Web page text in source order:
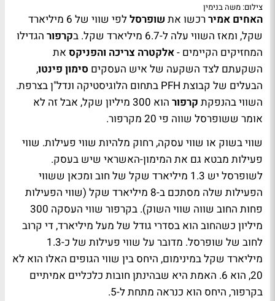
צילום: משה בנימין
האחים אמיר רכשו את שופרסל
לפי שווי של 6 מיליארד
שקל, ומאז השווי עלה ל-6.7 מיליארד שקל. ב
קרפור הגדילו
המחזיקים הקיימים -אלקטרה צריכה והפניקס את
השקעתם לצד השקעה של איש העסקים סימון פינטו,
הבעלים של קבוצת PFH בתחום הלוגיסטיקה ונדל"ן בצרפת.
השווי בהנפקת קרפור
הוא 300 מיליון שקל, אבל זה לא
אומר ששופרסל שווה פי 20 מקרפור.
שווי בשוק או שווי עסקה, רחוק מלהיות שווי פעילות. שווי
פעילות מבטא גם את המימון-האשראי שיש בעסק.
לשופרסל יש 1.3 מיליארד שקל של חוב ומכאן ששווי
הפעילות שלה מסתכם ב-8 מיליארד שקל (שווי הפעילות
פחות החוב שווה שווי השוק). בקרפור שווי העסקה 300
מיליון כשהחוב הוא בסדרי גודל של מעל מיליארד, די קרוב
לחוב של שופרסל. מדובר על שווי פעילות של כ-1.3
מיליארד שקל במינימום, היחס בין שווי הגופים האלו הוא לא
20, הוא 6. האמת היא שבהינתן חובות כלכליים אמיתיים
בקרפור, היחס הוא כנראה מתחת ל-5.